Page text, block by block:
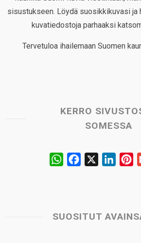
sisustukseen. Löydä suosikkikuvasi ja
kuvatiedostoja parhaaksi
Tervetuloa ihailemaan Suomen
KERRO
SOMESSA
W
s
b
e
e
SUOSITUT